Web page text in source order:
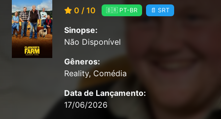
0 / 10 🇧🇷 PT-BR 📄 SRT
Sinopse:
Não Disponível
Gêneros:
Reality, Comédia
Data de Lançamento:
17/06/2026